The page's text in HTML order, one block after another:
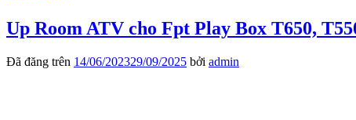
Up Room ATV cho Fpt Play Box T650,
Đã đăng trên 14/06/202329/09/2025 bởi admin